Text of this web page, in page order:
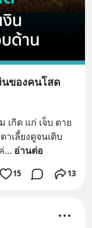
นของคนโสด
กิด แก่ เจ็บ ตาย
เลี้ยงดูจนเติบ
... อ่านต่อ
15 13